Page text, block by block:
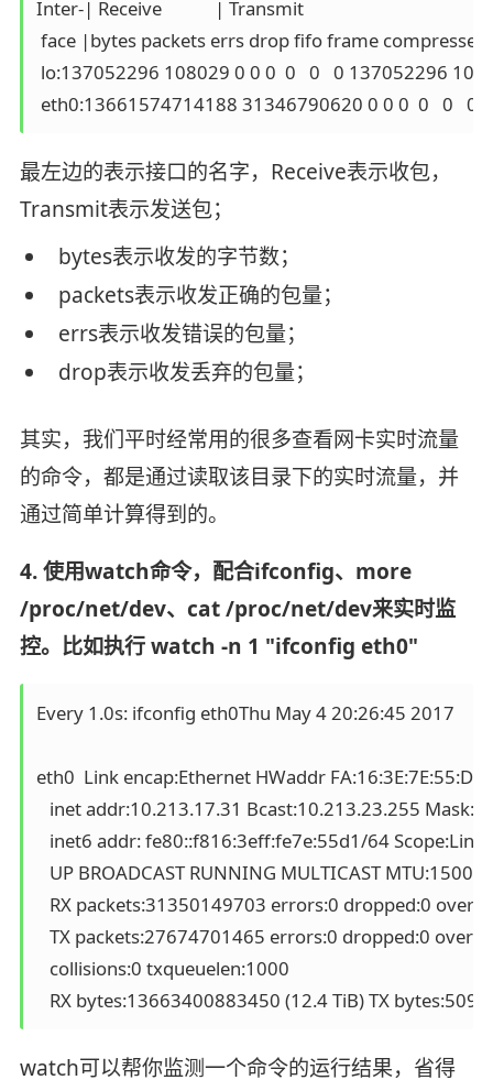
Inter-| Receive            | Transmit
face |bytes packets errs drop fifo frame
lo:137052296 108029 0 0 0  0   0   0 137052296
eth0:13661574714188 31346790620 0 0 0  0   0   0
最左边的表示接口的名字，Receive表示收包，
Transmit表示发送包；
bytes表示收发的字节数；
packets表示收发正确的包量；
errs表示收发错误的包量；
drop表示收发丢弃的包量；
其实，我们平时经常用的很多查看网卡实时流量
的命令，都是通过读取该目录下的实时流量，并
通过简单计算得到的。
4. 使用watch命令，配合ifconfig、more
/proc/net/dev、cat /proc/net/dev来实时监
控。比如执行 watch -n 1 "ifconfig eth0"
Every 1.0s: ifconfig eth0Thu May 4 20:26:45 2017
eth0  Link encap:Ethernet HWaddr FA:16:3E:7E:55:D1
inet addr:10.213.17.31 Bcast:10.213.23.255
   inet6 addr: fe80::f816:3eff:fe7e:55d1/64 Scope:Link
UP BROADCAST RUNNING MULTICAST MTU:1500
RX packets:31350149703 errors:0 dropped:0
TX packets:27674701465 errors:0 dropped:0
   collisions:0 txqueuelen:1000
watch可以帮你监测一个命令的运行结果，省得